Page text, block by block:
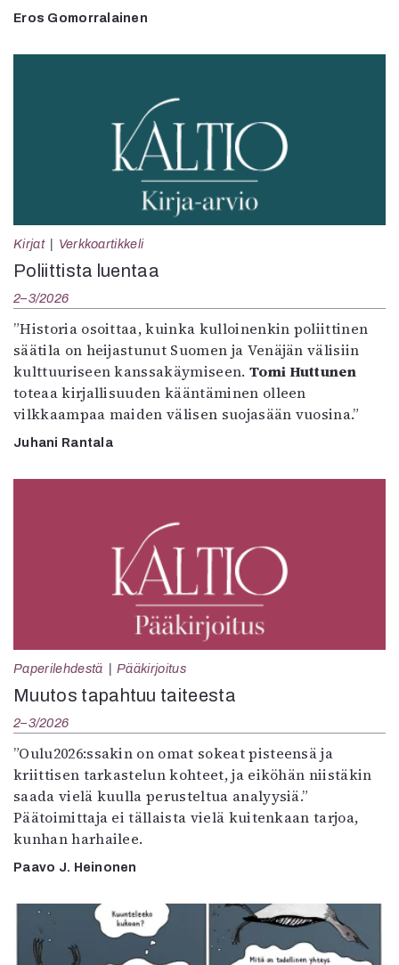
Eros Gomorralainen
Kirjat Verkkoartikkeli
Poliittista luentaa
2–3/2026
”Historia osoittaa, kuinka kulloinenkin poliittinen
säätila on heijastunut Suomen ja Venäjän välisiin
kulttuuriseen kanssakäymiseen. Tomi Huttunen
toteaa kirjallisuuden kääntäminen olleen
vilkkaampaa maiden välisen suojasään vuosina.”
Juhani Rantala
Paperilehdestä Pääkirjoitus
Muutos tapahtuu taiteesta
2–3/2026
”Oulu2026:ssakin on omat sokeat pisteensä ja
kriittisen tarkastelun kohteet, ja eiköhän niistäkin
saada vielä kuulla perusteltua analyysiä.”
Päätoimittaja ei tällaista vielä kuitenkaan tarjoa,
kunhan harhailee.
Paavo J. Heinonen